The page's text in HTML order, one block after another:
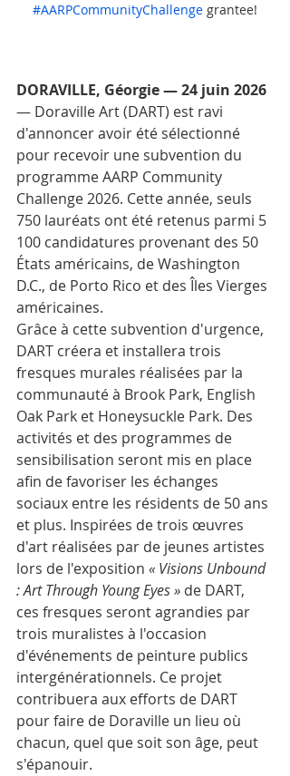
#AARPCommunityChallenge grantee!
DORAVILLE, Géorgie — 24 juin 2026
— Doraville Art (DART) est ravi
d'annoncer avoir été sélectionné
pour recevoir une subvention du
programme AARP Community
Challenge 2026. Cette année, seuls
750 lauréats ont été retenus parmi 5
100 candidatures provenant des 50
États américains, de Washington
D.C., de Porto Rico et des Îles Vierges
américaines.
Grâce à cette subvention d'urgence,
DART créera et installera trois
fresques murales réalisées par la
communauté à Brook Park, English
Oak Park et Honeysuckle Park. Des
activités et des programmes de
sensibilisation seront mis en place
afin de favoriser les échanges
sociaux entre les résidents de 50 ans
et plus. Inspirées de trois œuvres
d'art réalisées par de jeunes artistes
lors de l'exposition « Visions Unbound
: Art Through Young Eyes » de DART,
ces fresques seront agrandies par
trois muralistes à l'occasion
d'événements de peinture publics
intergénérationnels. Ce projet
contribuera aux efforts de DART
pour faire de Doraville un lieu où
chacun, quel que soit son âge, peut
s'épanouir.